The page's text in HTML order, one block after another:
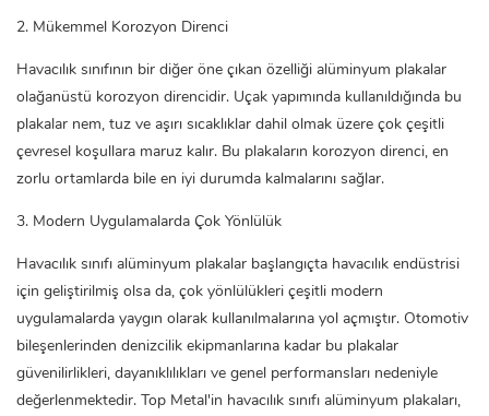
2. Mükemmel Korozyon Direnci
Havacılık sınıfının bir diğer öne çıkan özelliği alüminyum plakalar
olağanüstü korozyon direncidir. Uçak yapımında kullanıldığında bu
plakalar nem, tuz ve aşırı sıcaklıklar dahil olmak üzere çok çeşitli
çevresel koşullara maruz kalır. Bu plakaların korozyon direnci, en
zorlu ortamlarda bile en iyi durumda kalmalarını sağlar.
3. Modern Uygulamalarda Çok Yönlülük
Havacılık sınıfı alüminyum plakalar başlangıçta havacılık endüstrisi
için geliştirilmiş olsa da, çok yönlülükleri çeşitli modern
uygulamalarda yaygın olarak kullanılmalarına yol açmıştır. Otomotiv
bileşenlerinden denizcilik ekipmanlarına kadar bu plakalar
güvenilirlikleri, dayanıklılıkları ve genel performansları nedeniyle
değerlenmektedir. Top Metal'in havacılık sınıfı alüminyum plakaları,